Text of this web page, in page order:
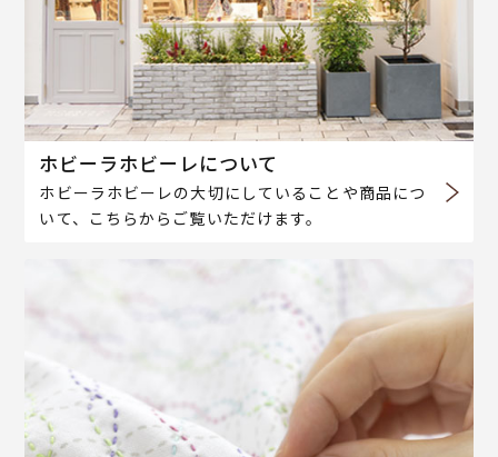
ホビーラホビーレについて
ホビーラホビーレの大切にしていることや商品につ
いて、こちらからご覧いただけます。